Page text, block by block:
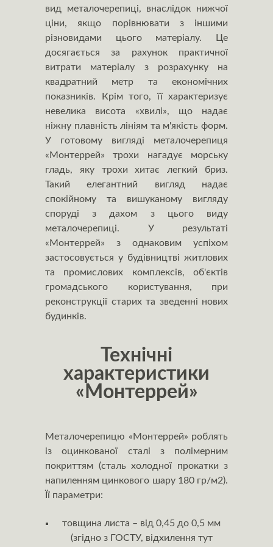
вид металочерепиці, внаслідок нижчої
ціни, якщо порівнювати з іншими
різновидами цього матеріалу. Це
досягається за рахунок практичної
витрати матеріалу з розрахунку на
квадратний метр та економічних
показників. Крім того, її характеризує
невелика висота «хвилі», що надає
ніжну плавність лініям та м'якість форм.
У готовому вигляді металочерепиця
«Монтеррей» трохи нагадує морську
гладь, яку трохи хитає легкий бриз.
Такий елегантний вигляд надає
спокійному та вишуканому вигляду
споруді з дахом з цього виду
металочерепиці. У результаті
«Монтеррей» з однаковим успіхом
застосовується у будівництві житлових
та промислових комплексів, об'єктів
громадського користування, при
реконструкції старих та зведенні нових
будинків.
Технічні
характеристики
«Монтеррей»
Металочерепицю «Монтеррей» роблять
із оцинкованої сталі з полімерним
покриттям (сталь холодної прокатки з
напиленням цинкового шару 180 гр/м2).
Її параметри:
товщина листа – від 0,45 до 0,5 мм
(згідно з ГОСТУ, відхилення тут